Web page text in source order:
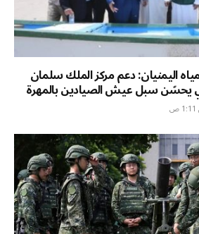
اليمنيان: دعم مركز الملك سلمان
يحسّن سبل عيش الصيادين بالمهرة